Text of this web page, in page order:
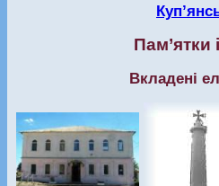
Пам’ятки
Вкладені